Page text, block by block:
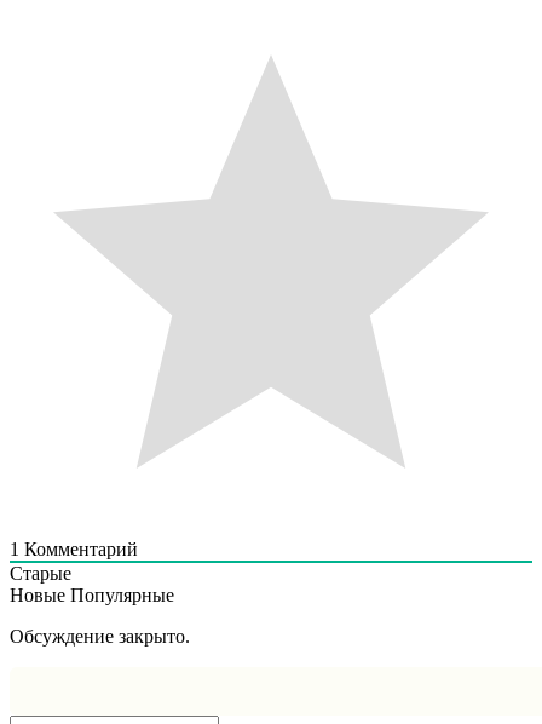
1 Комментарий
Старые
Новые Популярные
Обсуждение закрыто.